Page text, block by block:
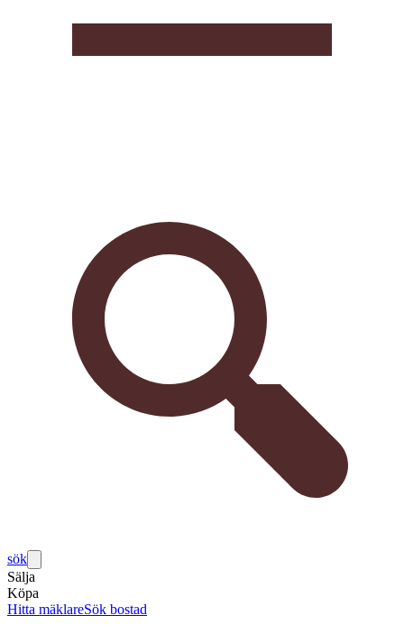
sök
Sälja
Köpa
Hitta mäklareSök bostad